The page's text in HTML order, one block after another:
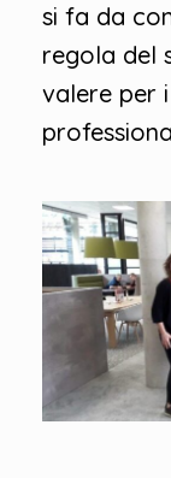
si fa da
regola del
valere per